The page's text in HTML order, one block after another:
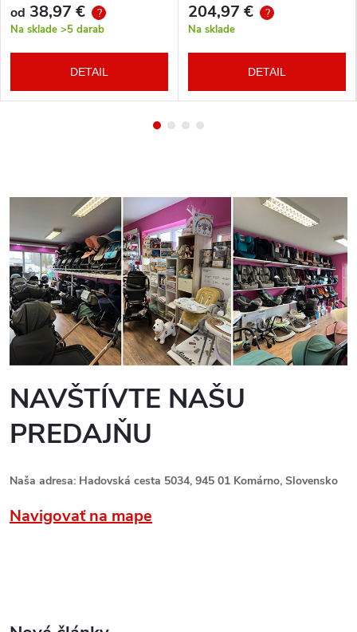
od 38,97 € ?
Na sklade >5 darab
DETAIL
204,97 € ?
Na sklade
DETAIL
NAVŠTÍVTE NAŠU
PREDAJŇU
Naša adresa: Hadovská cesta 5034, 945 01 Komárno, Slovensko
Navigovať na mape